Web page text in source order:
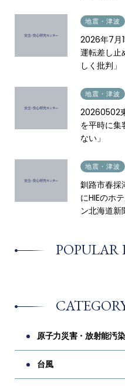
地震・津波
2026年7月
運転差し止
しく批判」
地震・津波
20260502
を平時に集
ない」
地震・津波
釧路市春採
にHIEのホ
ン北海道新
POPULAR
原子力災害・放射能汚
台風